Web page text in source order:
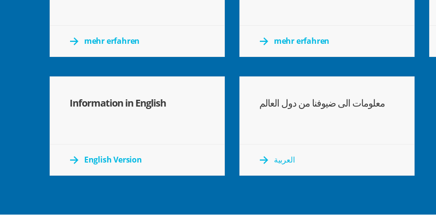
mehr erfahren mehr erfahren
Information in English
English Version
معلومات الى ضيوفنا من دول العالم
العربية